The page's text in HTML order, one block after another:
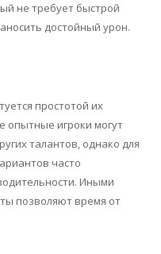
не требует быстрой
достойный урон.
простотой их
опытные игроки могут
талантов, однако для
часто
Иными
позволяют время от